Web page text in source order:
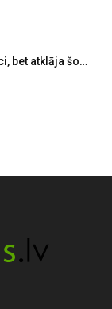
bet atklāja šo…